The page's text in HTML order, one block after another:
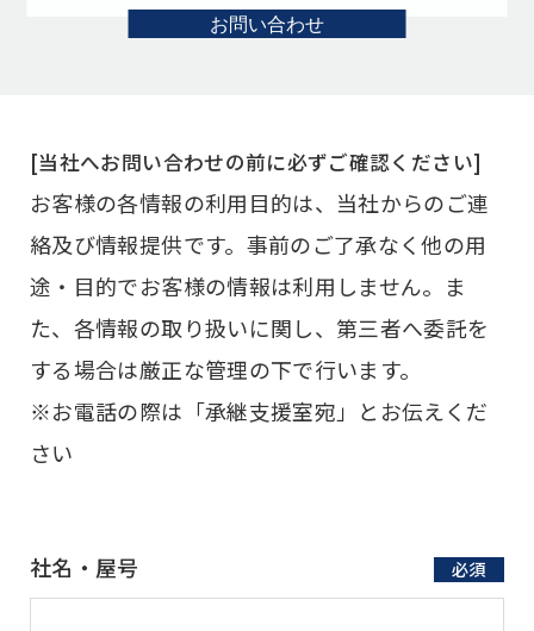
お問い合わせ
[当社へお問い合わせの前に必ずご確認ください]
お客様の各情報の利用目的は、当社からのご連
絡及び情報提供です。事前のご了承なく他の用
途・目的でお客様の情報は利用しません。 ま
た、各情報の取り扱いに関し、第三者へ委託を
する場合は厳正な管理の下で行います。
※お電話の際は「承継支援室宛」とお伝えくだ
さい
社名・屋号 必須